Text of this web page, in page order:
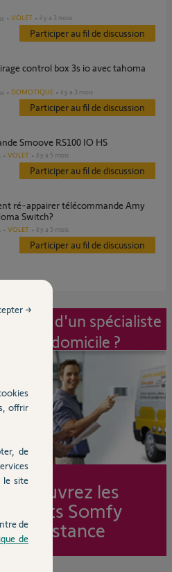
VOLET il y a 3 mois
Participer au fil de discussion
DOMOTIQUE il y a 3 mois
Participer au fil de discussion
Smoove RS100 IO HS
VOLET il y a 5 mois
Participer au fil de discussion
Switch?
VOLET il y a 5 mois
Participer au fil de discussion
d'un spécialiste
à mon domicile ?
Découvrez les
forfaits Somfy
Assistance
offrir
de
le site
de
de
→